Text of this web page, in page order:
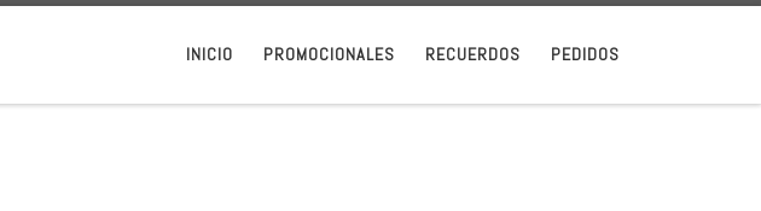
INICIO PROMOCIONALES RECUERDOS PEDIDOS